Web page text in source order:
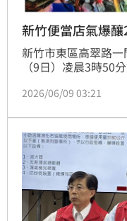
新竹便當店氣爆
新竹市東區高翠路
（9日）凌晨3時50
現身派出所製作筆錄
漏警報器，但卻沒
問題。
2026/06/09 03:21